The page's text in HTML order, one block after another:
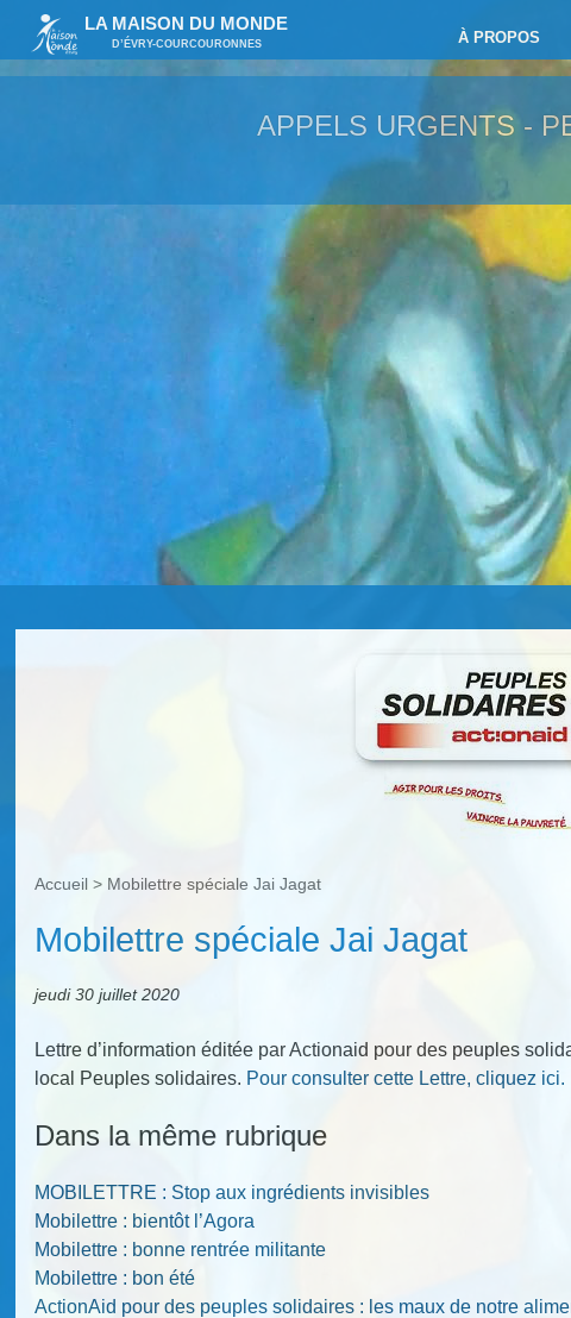
LA MAISON DU MONDE
D’ÉVRY-COURCOURONNES À PROPOS
APPELS URGENTS -
Accueil > Mobilettre spéciale Jai Jagat
Mobilettre spéciale Jai Jagat
jeudi 30 juillet 2020
Lettre d’information éditée par Actionaid pour des peuples
local Peuples solidaires. Pour consulter cette Lettre, cliquez ici.
Dans la même rubrique
MOBILETTRE : Stop aux ingrédients invisibles
Mobilettre : bientôt l’Agora
Mobilettre : bonne rentrée militante
Mobilettre : bon été
ActionAid pour des peuples solidaires : les maux de notre